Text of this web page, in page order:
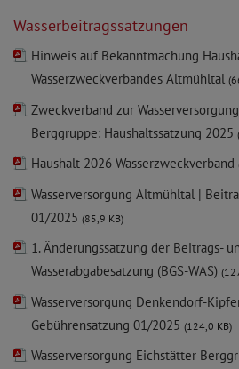
Wasserbeitragssatzungen
Hinweis auf Bekanntmachung
Wasserzweckverbandes Altmühltal
Zweckverband zur
Berggruppe: Haushaltssatzung 2025
Haushalt 2026 Wasserzweckverband
Wasserversorgung Altmühltal |
01/2025 (85,9 KB)
1. Änderungssatzung der Beitrags-
Wasserabgabesatzung (BGS-WAS)
Wasserversorgung Denkendorf-
Gebührensatzung 01/2025 (124,0 KB)
Wasserversorgung Eichstätter